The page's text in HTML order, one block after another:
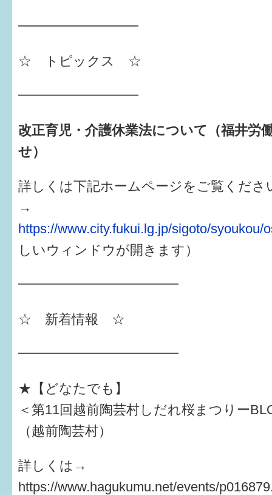
━━━━━━━━━
☆ トピックス ☆
━━━━━━━━━
改正育児・介護休業法について（福井労
せ）
詳しくは下記ホームページをご覧くださ
→
https://www.city.fukui.lg.jp/sigoto/syoukou/
しいウィンドウが開きます）
━━━━━━━━━━━━
☆ 新着情報 ☆
━━━━━━━━━━━━
★【どなたでも】
＜第11回越前陶芸村しだれ桜まつりー
（越前陶芸村）
詳しくは→
https://www.hagukumu.net/events/
みんなの知恵袋
食育
福井市図書館オススメの本
お出かけ情報
病気・けが 基本情報
パパもママも子育て